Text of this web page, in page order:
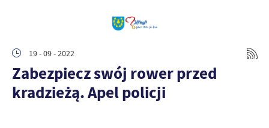
19 - 09 - 2022
Zabezpiecz swój rower przed
kradzieżą. Apel policji